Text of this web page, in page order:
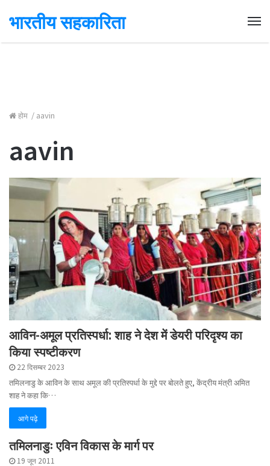
भारतीय सहकारिता
होम / aavin
aavin
आविन-अमूल प्रतिस्पर्धा: शाह ने देश में डेयरी परिदृश्य का
किया स्पष्टीकरण
22 दिसम्बर 2023
तमिलनाडु के आविन के साथ अमूल की प्रतिस्पर्धा के मुद्दे पर बोलते हुए, केंद्रीय मंत्री अमित
शाह ने कहा कि…
आगे पढ़े
तमिलनाडुः एविन विकास के मार्ग पर
19 जून 2011